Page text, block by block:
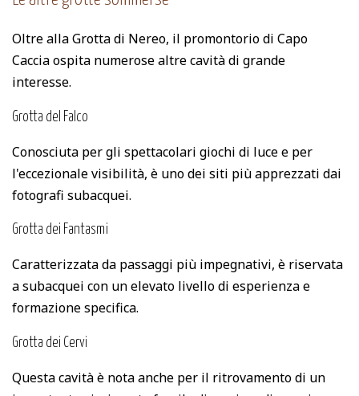
Oltre alla Grotta di Nereo, il promontorio di Capo
Caccia ospita numerose altre cavità di grande
interesse.
Grotta del Falco
Conosciuta per gli spettacolari giochi di luce e per
l'eccezionale visibilità, è uno dei siti più apprezzati dai
fotografi subacquei.
Grotta dei Fantasmi
Caratterizzata da passaggi più impegnativi, è riservata
a subacquei con un elevato livello di esperienza e
formazione specifica.
Grotta dei Cervi
Questa cavità è nota anche per il ritrovamento di un